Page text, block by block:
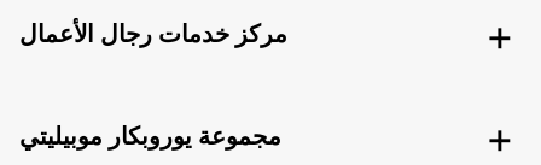
مركز خدمات رجال الأعمال
مجموعة يوروبكار موبيليتي